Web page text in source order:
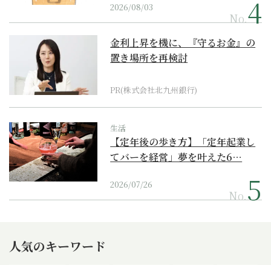
2026/08/03
No.
金利上昇を機に、『守るお金』の
置き場所を再検討
PR(株式会社北九州銀行)
生活
【定年後の歩き方】「定年起業し
てバーを経営」夢を叶えた6…
2026/07/26
No.
人気のキーワード